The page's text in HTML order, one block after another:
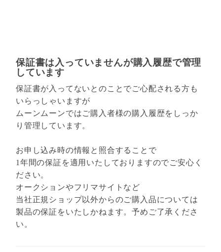
保証書は入っていませんが購入履歴で管理
しています
保証書が入ってないとのことでご心配される方も
いらっしゃいますが
ムーンムーンではご購入者様の購入履歴をしっか
り管理しています。
お申し込み時の情報と照合することで
1年間の保証を適用いたしておりますのでご安心く
ださい。
オークションやフリマサイトなど
当社正規ショップ以外からのご購入品については
製品の保証をいたしかねます。予めご了承くださ
い。